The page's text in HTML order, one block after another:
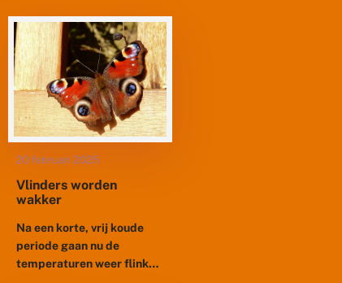
bij elkaar om de nieuwste
inzichten uit te wisselen
over de ontwikkelingen...
20 februari 2025
Vlinders worden
wakker
Na een korte, vrij koude
periode gaan nu de
temperaturen weer flink